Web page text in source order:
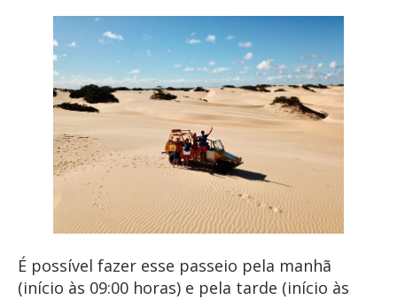
É possível fazer esse passeio pela manhã
(início às 09:00 horas) e pela tarde (início às